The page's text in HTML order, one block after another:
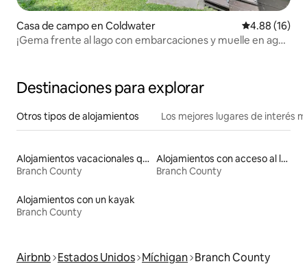
Casa de campo en Coldwater Calificación
4.88 (16)
¡Gema frente al lago con embarcaciones y muelle en agua
Destinaciones para explorar
Otros tipos de alojamientos Los mejores lugares de interés
Alojamientos vacacionales que admiten mascotas
Branch County
Alojamientos con acceso al lago
Branch County
Alojamientos con un kayak
Branch County
Airbnb Estados Unidos Míchigan Branch County